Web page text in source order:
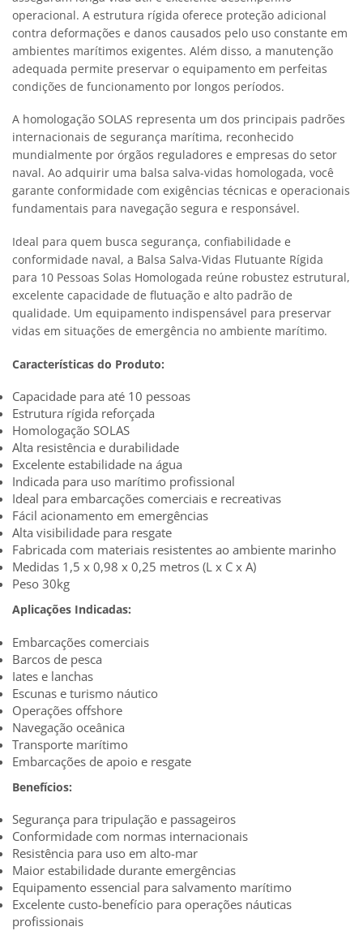
operacional. A estrutura rígida oferece proteção adicional
contra deformações e danos causados pelo uso constante em
ambientes marítimos exigentes. Além disso, a manutenção
adequada permite preservar o equipamento em perfeitas
condições de funcionamento por longos períodos.
A homologação SOLAS representa um dos principais padrões
internacionais de segurança marítima, reconhecido
mundialmente por órgãos reguladores e empresas do setor
naval. Ao adquirir uma balsa salva-vidas homologada, você
garante conformidade com exigências técnicas e operacionais
fundamentais para navegação segura e responsável.
Ideal para quem busca segurança, confiabilidade e
conformidade naval, a Balsa Salva-Vidas Flutuante Rígida
para 10 Pessoas Solas Homologada reúne robustez estrutural,
excelente capacidade de flutuação e alto padrão de
qualidade. Um equipamento indispensável para preservar
vidas em situações de emergência no ambiente marítimo.
Características do Produto:
Capacidade para até 10 pessoas
Estrutura rígida reforçada
Homologação SOLAS
Alta resistência e durabilidade
Excelente estabilidade na água
Indicada para uso marítimo profissional
Ideal para embarcações comerciais e recreativas
Fácil acionamento em emergências
Alta visibilidade para resgate
Fabricada com materiais resistentes ao ambiente marinho
Medidas 1,5 x 0,98 x 0,25 metros (L x C x A)
Peso 30kg
Aplicações Indicadas:
Embarcações comerciais
Barcos de pesca
Iates e lanchas
Escunas e turismo náutico
Operações offshore
Navegação oceânica
Transporte marítimo
Embarcações de apoio e resgate
Benefícios:
Segurança para tripulação e passageiros
Conformidade com normas internacionais
Resistência para uso em alto-mar
Maior estabilidade durante emergências
Equipamento essencial para salvamento marítimo
Excelente custo-benefício para operações náuticas
profissionais